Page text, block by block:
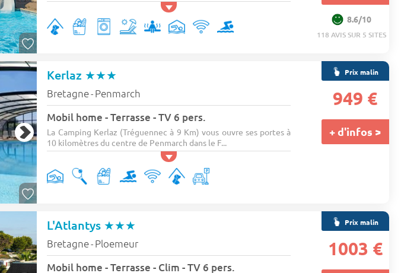
8.6/10
118 AVIS SUR 5 SITES
Kerlaz ★★★
Bretagne- Penmarch
Mobil home - Terrasse - TV 6 pers.
La Camping Kerlaz (Tréguennec à 9 Km) vous ouvre ses portes à
10 kilomètres du centre de Penmarch dans le F...
Prix malin
949 €
+ d'infos >
L'Atlantys ★★★
Bretagne- Ploemeur
Mobil home - Terrasse - Clim - TV 6 pers.
Prix malin
1003 €